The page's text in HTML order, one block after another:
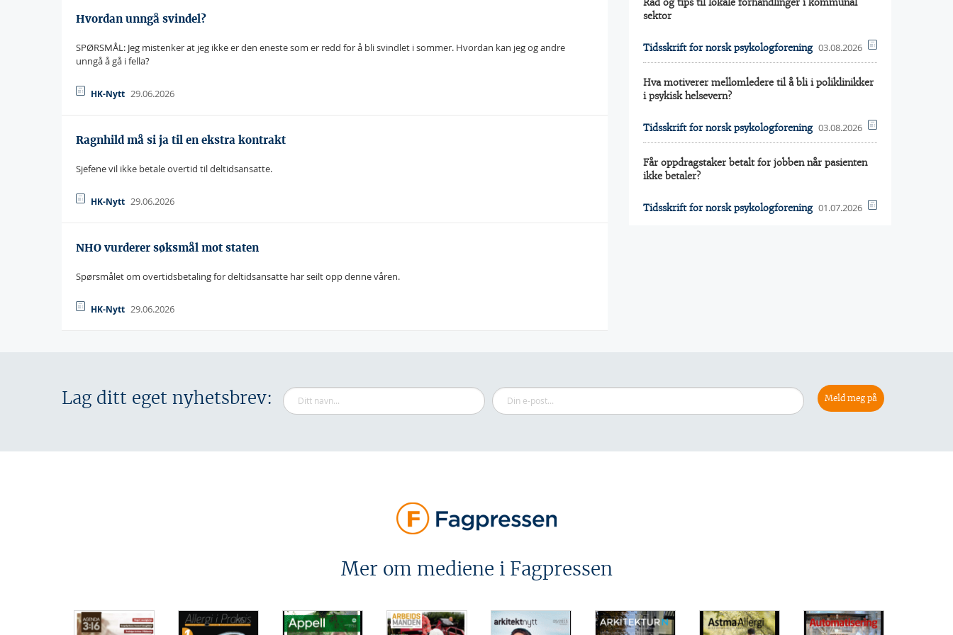
Hvordan unngå svindel?
SPØRSMÅL: Jeg mistenker at jeg ikke er den eneste som er redd for å bli svindlet i sommer. Hvordan kan jeg og andre
unngå å gå i fella?
HK-Nytt 29.06.2026
Ragnhild må si ja til en ekstra kontrakt
Sjefene vil ikke betale overtid til deltidsansatte.
HK-Nytt 29.06.2026
NHO vurderer søksmål mot staten
Spørsmålet om overtidsbetaling for deltidsansatte har seilt opp denne våren.
HK-Nytt 29.06.2026
Råd og tips til lokale forhandlinger i kommunal
sektor
Tidsskrift for norsk psykologforening 03.08.2026
Hva motiverer mellomledere til å bli i poliklinikker
i psykisk helsevern?
Tidsskrift for norsk psykologforening 03.08.2026
Får oppdragstaker betalt for jobben når pasienten
ikke betaler?
Tidsskrift for norsk psykologforening 01.07.2026
Lag ditt eget nyhetsbrev:
Mer om mediene i Fagpressen